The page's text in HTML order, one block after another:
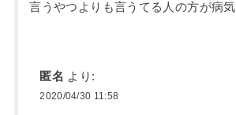
言うやつよりも言うてる人の方が病気
匿名 より:
2020/04/30 11:58